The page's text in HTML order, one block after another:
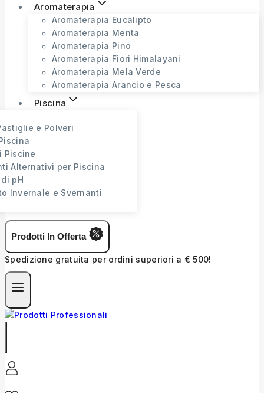
Aromaterapia
Aromaterapia Eucalipto
Aromaterapia Menta
Aromaterapia Pino
Aromaterapia Fiori Himalayani
Aromaterapia Mela Verde
Aromaterapia Arancio e Pesca
Piscina
e Polveri
Piscine
Alternativi per Piscina
pH
Invernale e Svernanti
Prodotti In Offerta
Spedizione gratuita per ordini superiori a € 500!